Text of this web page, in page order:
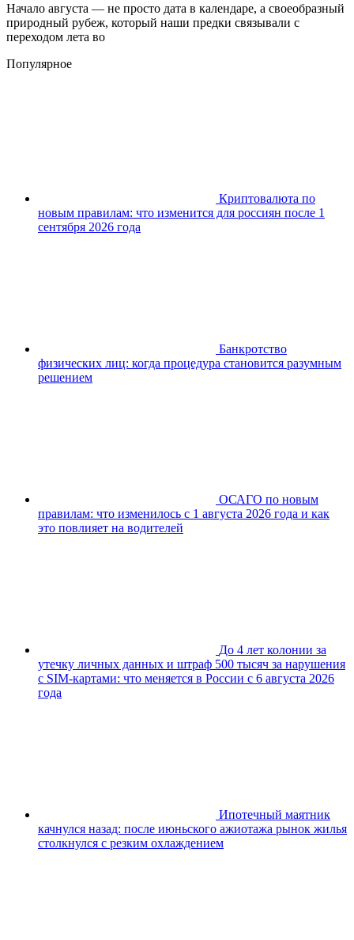
Начало августа — не просто дата в календаре, а своеобразный
природный рубеж, который наши предки связывали с
переходом лета во
Популярное
Криптовалюта по
новым правилам: что изменится для россиян после 1
сентября 2026 года
Банкротство
физических лиц: когда процедура становится разумным
решением
ОСАГО по новым
правилам: что изменилось с 1 августа 2026 года и как
это повлияет на водителей
До 4 лет колонии за
утечку личных данных и штраф 500 тысяч за нарушения
с SIM-картами: что меняется в России с 6 августа 2026
года
Ипотечный маятник
качнулся назад: после июньского ажиотажа рынок жилья
столкнулся с резким охлаждением